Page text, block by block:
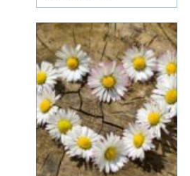
är en populär växt bland
trädgårdsentusiaster och
inomhusväxtsamlare. En
av de bästa sätten att
föröka denna vackra
väx...